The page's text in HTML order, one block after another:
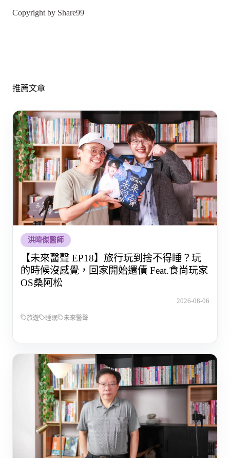
Copyright by Share99
推薦文章
洪暐傑醫師
【未來醫聲 EP18】旅行玩到捨不得睡？玩
的時候沒感覺，回家開始還債 Feat.食尚玩家
OS桑阿松
2026-08-06
旅遊 睡眠 未來醫聲